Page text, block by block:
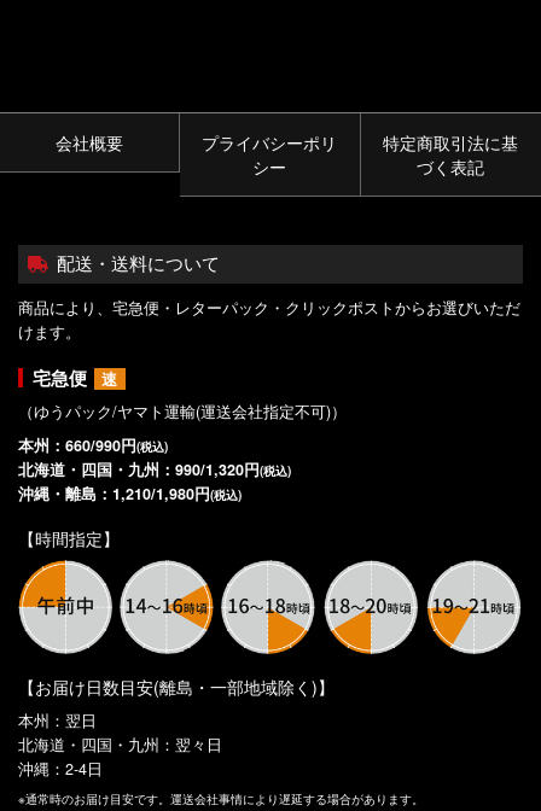
会社概要
プライバシーポリ
シー
特定商取引法に基
づく表記
配送・送料について
商品により、宅急便・レターパック・クリックポストからお選びいただ
けます。
宅急便
速
（ゆうパック/ヤマト運輸(運送会社指定不可)）
本州：660/990円(税込)
北海道・四国・九州：990/1,320円(税込)
沖縄・離島：1,210/1,980円(税込)
【時間指定】
【お届け日数目安(離島・一部地域除く)】
本州：翌日
北海道・四国・九州：翌々日
沖縄：2-4日
※通常時のお届け目安です。運送会社事情により遅延する場合があります。